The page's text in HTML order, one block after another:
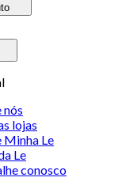
nós
lojas
Minha Le
Le
conosco